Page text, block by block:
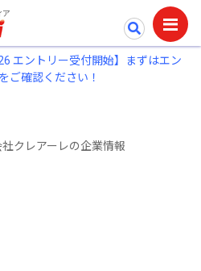
ア
エントリー受付開始】まずはエン
ご確認ください！
社クレアーレの企業情報